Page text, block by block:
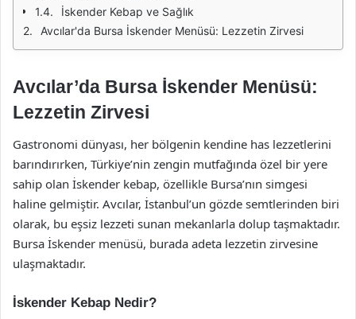
İskender Kebap ve Sağlık
Avcılar'da Bursa İskender Menüsü: Lezzetin Zirvesi
Avcılar’da Bursa İskender Menüsü:
Lezzetin Zirvesi
Gastronomi dünyası, her bölgenin kendine has lezzetlerini
barındırırken, Türkiye’nin zengin mutfağında özel bir yere
sahip olan İskender kebap, özellikle Bursa’nın simgesi
haline gelmiştir. Avcılar, İstanbul’un gözde semtlerinden biri
olarak, bu eşsiz lezzeti sunan mekanlarla dolup taşmaktadır.
Bursa İskender menüsü, burada adeta lezzetin zirvesine
ulaşmaktadır.
İskender Kebap Nedir?